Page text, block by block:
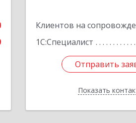
Клиентов на
1С:Специалист
Отправить
Показать
Отправить
Назад